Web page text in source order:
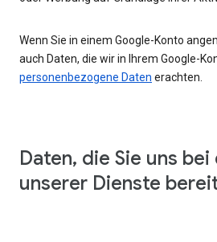
Wenn Sie in einem Google-Konto
auch Daten, die wir in Ihrem Google-
personenbezogene Daten erachten.
Daten, die Sie uns
unserer Dienste